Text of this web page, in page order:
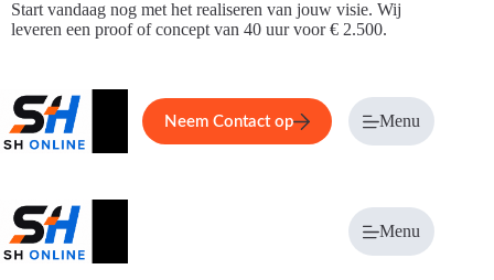
Ga
naar
Start vandaag nog met het realiseren van jouw visie. Wij
leveren een proof of concept van 40 uur voor € 2.500.
Home Service Over ons
Neem Contact op Menu
Menu